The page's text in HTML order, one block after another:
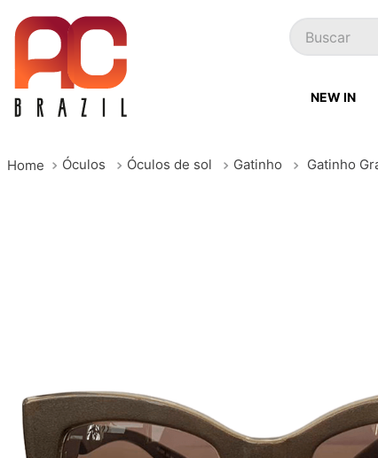
Buscar
NEW IN
Óculos Óculos de sol Gatinho Gatinho